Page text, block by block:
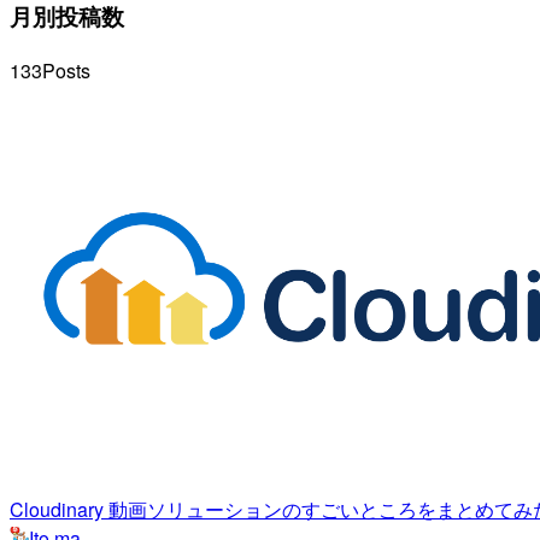
月別投稿数
133Posts
Cloudinary 動画ソリューションのすごいところをまとめてみ